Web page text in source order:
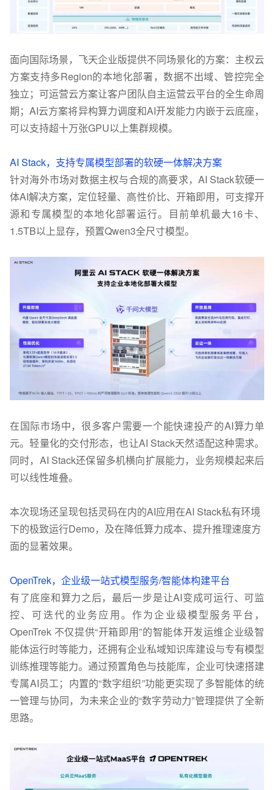
面向国际场景，飞天企业版提供不同场景化的方案：主权云
方案支持多Region的本地化部署，数据不出域、管控完全
独立；可运营云方案让客户团队自主运营云平台的全生命周
期；AI云方案将异构算力调度和AI开发能力内嵌于云底座，
可以支持超十万张GPU以上集群规模。
AI Stack， 支持专属模型部署的软硬一体解决方案
针对海外市场对数据主权与合规的高要求，AI Stack软硬一
体AI解决方案，定位轻量、高性价比、开箱即用，可支撑开
源和专属模型的本地化部署运行。目前单机最大16卡、
1.5TB以上显存，预置Qwen3全尺寸模型。
在国际市场中，很多客户需要一个能快速投产的AI算力单
元。轻量化的交付形态，也让AI Stack天然适配这种需求。
同时，AI Stack还保留多机横向扩展能力，业务规模起来后
可以线性堆叠。
本次现场还呈现包括灵码在内的AI应用在AI Stack私有环境
下的极致运行Demo，及在降低算力成本、提升推理速度方
面的显著效果。
OpenTrek， 企业级一站式模型服务/智能体构建平台
有了底座和算力之后，最后一步是让AI变成可运行、可监
控、可迭代的业务应用。作为企业级模型服务平台，
OpenTrek 不仅提供“开箱即用”的智能体开发运维企业级智
能体运行时等能力，还拥有企业私域知识库建设与专有模型
训练推理等能力。通过预置角色与技能库，企业可快速搭建
专属AI员工；内置的“数字组织”功能更实现了多智能体的统
一管理与协同，为未来企业的“数字劳动力”管理提供了全新
思路。